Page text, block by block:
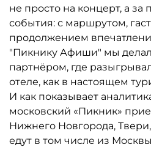
не просто на концерт, а за
события: с маршрутом,
продолжением
"Пикнику Афиши" мы
партнёром, где
отеле, как в настоящем
И как показывает
московский «Пикник»
Нижнего Новгорода,
едут в том числе из